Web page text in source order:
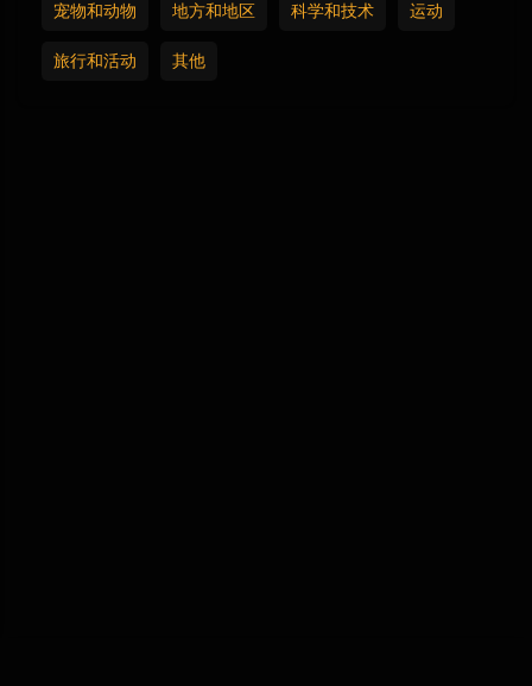
宠物和动物 地方和地区 科学和技术 运动
旅行和活动 其他